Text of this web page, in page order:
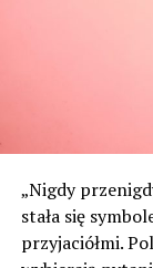
„Nigdy
stała się
przyjaciółmi.